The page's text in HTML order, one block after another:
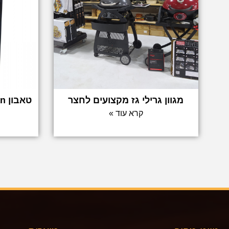
מגוון גרילי גז מקצועים לחצר
קרא עוד »